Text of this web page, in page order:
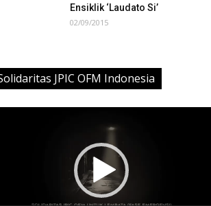
Ensiklik ‘Laudato Si’
02/09/2015
JPIC OFM Indonesia